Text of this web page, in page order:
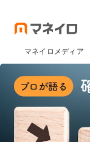
マネイロメディア